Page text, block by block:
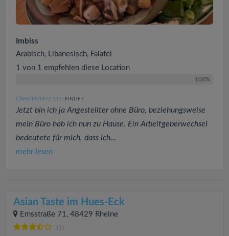
Imbiss
Arabisch, Libanesisch, Falafel
1 von 1 empfehlen diese Location
100%
CARSTEN1972 (517 ) FINDET:
Jetzt bin ich ja Angestellter ohne Büro, beziehungsweise
mein Büro hab ich nun zu Hause. Ein Arbeitgeberwechsel
bedeutete für mich, dass ich...
mehr lesen
Asian Taste im Hues-Eck
Emsstraße 71, 48429 Rheine
(1)